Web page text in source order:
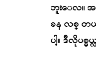
ဘူးေလ။
ခန လစ္ တ
ပါ့။ ဒီလိုပ